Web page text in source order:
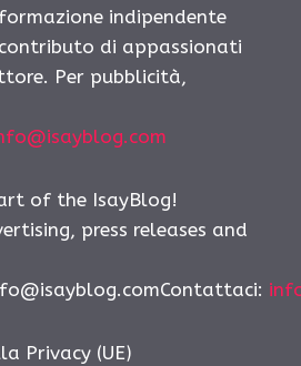
indipendente
di appassionati
Per pubblicità,
of the IsayBlog!
press releases and
Privacy (UE)